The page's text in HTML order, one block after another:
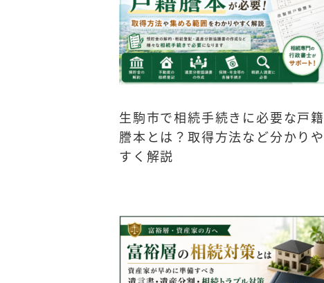
生駒市で相続手続きに必要な戸籍
謄本とは？取得方法など分かりや
すく解説